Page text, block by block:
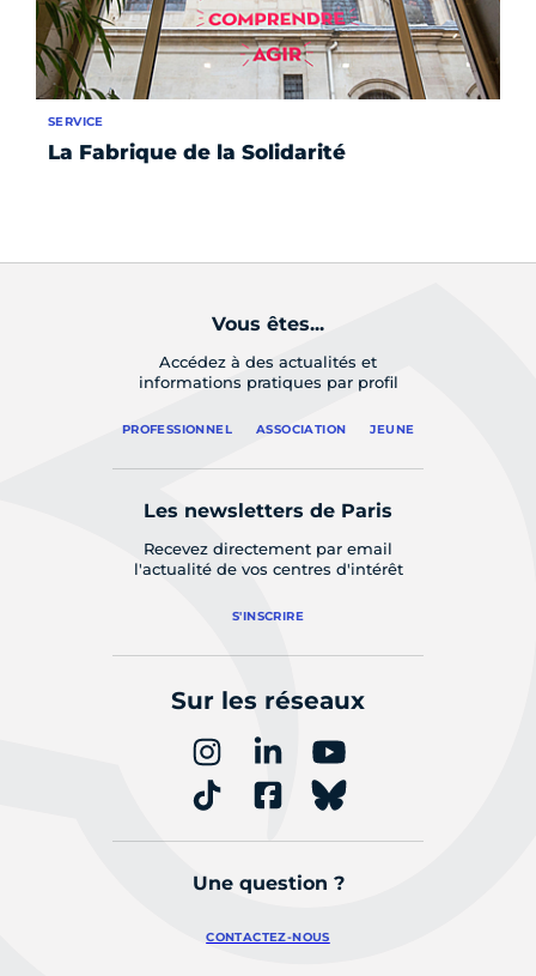
La Fabrique de la Solidarité
SERVICE
Vous êtes...
Accédez à des actualités et
informations pratiques par profil
PROFESSIONNEL ASSOCIATION JEUNE
Les newsletters de Paris
Recevez directement par email
l'actualité de vos centres d'intérêt
S'INSCRIRE
Sur les réseaux
Une question ?
CONTACTEZ-NOUS